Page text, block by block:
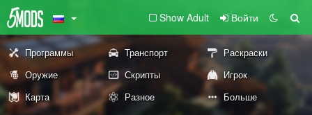
Show Adult Войти
Программы Транспорт
Раскраски
Оружие
Скрипты
Игрок
Карта
Разное Больше